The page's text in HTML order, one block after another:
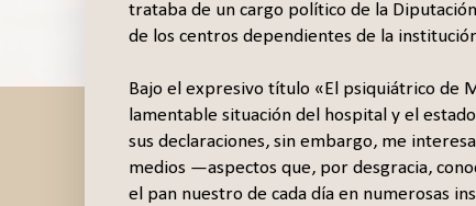
trataba de un cargo político de la
de los centros dependientes de la
Bajo el expresivo título «El psiquiátrico de
lamentable situación del hospital y el
sus declaraciones, sin embargo, me
medios —aspectos que, por desgracia,
el pan nuestro de cada día en numerosas